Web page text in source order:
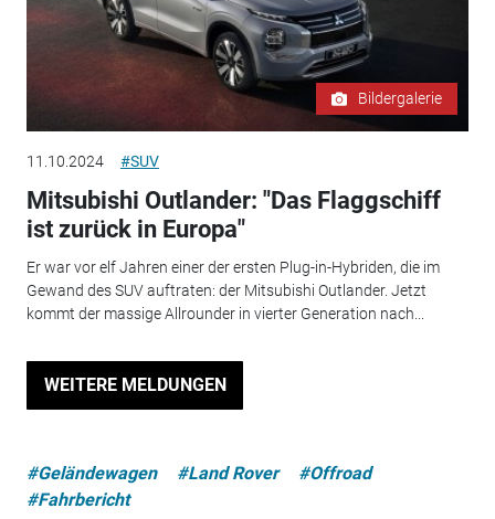
Bildergalerie
11.10.2024 #SUV
Mitsubishi Outlander: "Das Flaggschiff
ist zurück in Europa"
Er war vor elf Jahren einer der ersten Plug-in-Hybriden, die im
Gewand des SUV auftraten: der Mitsubishi Outlander. Jetzt
kommt der massige Allrounder in vierter Generation nach...
WEITERE MELDUNGEN
#Geländewagen #Land Rover
#Offroad
#Fahrbericht